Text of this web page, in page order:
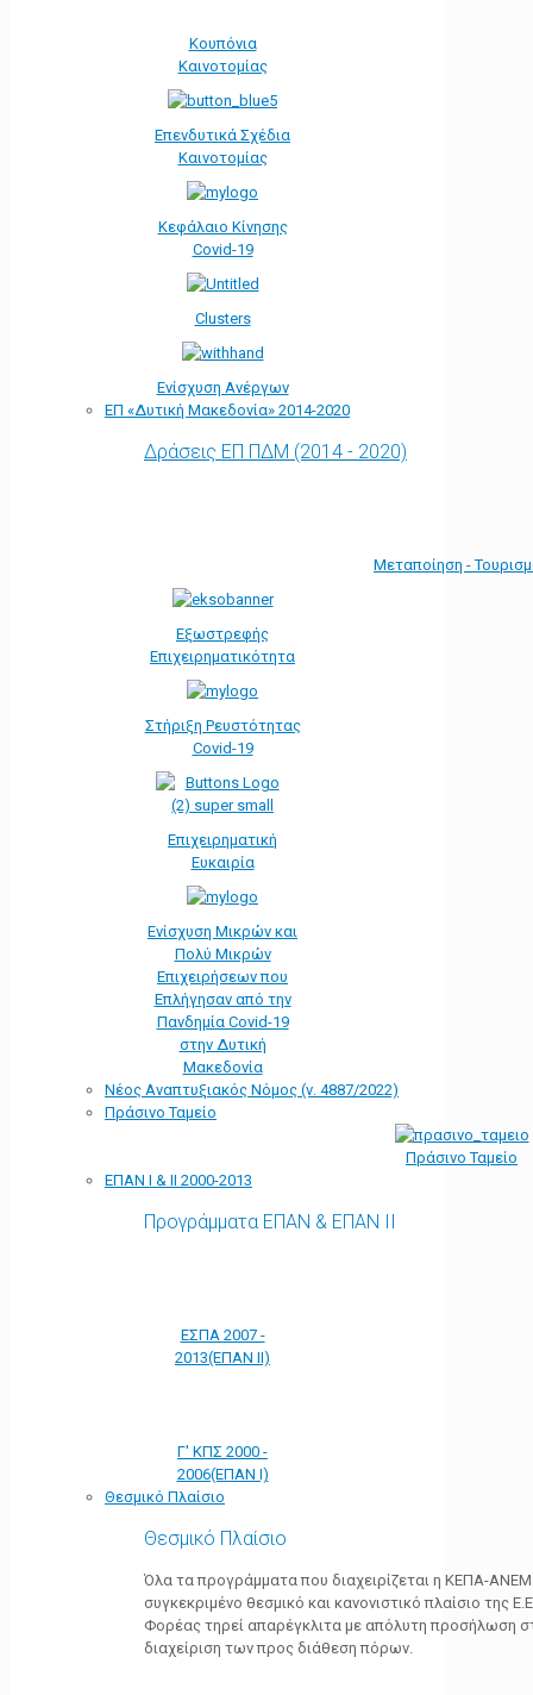
Κουπόνια
Καινοτομίας
Επενδυτικά Σχέδια
Καινοτομίας
Κεφάλαιο Κίνησης
Covid-19
Clusters
Ενίσχυση Ανέργων
ΕΠ «Δυτική Μακεδονία» 2014-2020
Δράσεις ΕΠ ΠΔΜ (2014 - 2020)
Μεταποίηση -
Εξωστρεφής
Επιχειρηματικότητα
Στήριξη Ρευστότητας
Covid-19
Επιχειρηματική
Ευκαιρία
Ενίσχυση Μικρών και
Πολύ Μικρών
Επιχειρήσεων που
Επλήγησαν από την
Πανδημία Covid-19
στην Δυτική
Μακεδονία
Νέος Αναπτυξιακός Νόμος (ν. 4887/2022)
Πράσινο Ταμείο
Πράσινο Ταμείο
ΕΠΑΝ Ι & ΙΙ 2000-2013
Προγράμματα ΕΠΑΝ & ΕΠΑΝ ΙΙ
ΕΣΠΑ 2007 -
2013(ΕΠΑΝ ΙΙ)
Γ' ΚΠΣ 2000 -
2006(ΕΠΑΝ Ι)
Θεσμικό Πλαίσιο
Θεσμικό Πλαίσιο
Όλα τα προγράμματα που διαχειρίζεται η ΚΕΠΑ-
συγκεκριμένο θεσμικό και κανονιστικό πλαίσιο της
Φορέας τηρεί απαρέγκλιτα με απόλυτη προσήλωση
διαχείριση των προς διάθεση πόρων.